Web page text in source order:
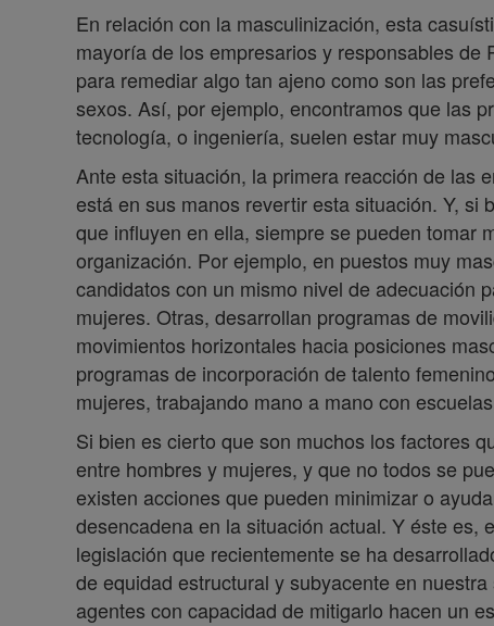
En relación con la masculinización, esta
mayoría de los empresarios y responsables de
para remediar algo tan ajeno como son las
sexos. Así, por ejemplo, encontramos que las
tecnología, o ingeniería, suelen estar muy
Ante esta situación, la primera reacción de las
está en sus manos revertir esta situación. Y, si
que influyen en ella, siempre se pueden tomar
organización. Por ejemplo, en puestos muy
candidatos con un mismo nivel de adecuación
mujeres. Otras, desarrollan programas de
movimientos horizontales hacia posiciones
programas de incorporación de talento
mujeres, trabajando mano a mano con
Si bien es cierto que son muchos los factores
entre hombres y mujeres, y que no todos se
existen acciones que pueden minimizar o
desencadena en la situación actual. Y éste es,
legislación que recientemente se ha
de equidad estructural y subyacente en
agentes con capacidad de mitigarlo hacen un